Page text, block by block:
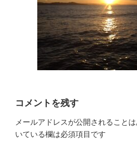
コメントを残す
メールアドレスが公開されることは
いている欄は必須項目です